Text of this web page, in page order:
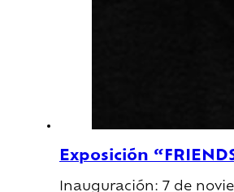
Exposición
Inauguración: 7 de